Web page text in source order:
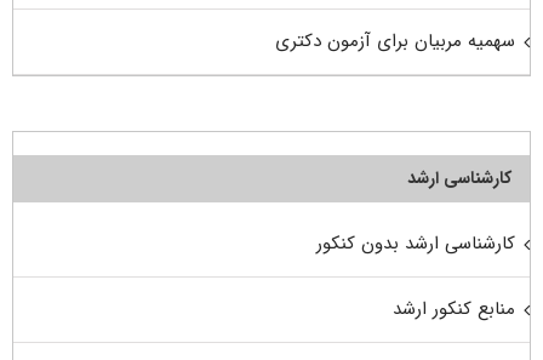
سهمیه مربیان برای آزمون دکتری
کارشناسی ارشد
کارشناسی ارشد بدون کنکور
منابع کنکور ارشد